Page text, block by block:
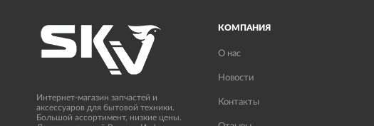
Интернет-магазин запчастей и
аксессуаров для бытовой техники.
Большой ассортимент, низкие цены.
КОМПАНИЯ
О нас
Новости
Контакты